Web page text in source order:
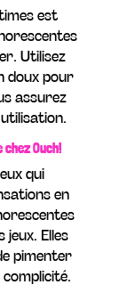
est
Utilisez
doux pour
assurez
chez Ouch!
qui
en
jeux. Elles
pimenter